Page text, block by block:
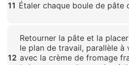
11 Étaler chaque boule de pâte
12
Retourner la pâte et la
le plan de travail, parallèle à
avec la crème de fromage